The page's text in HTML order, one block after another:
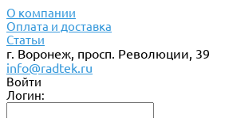
О компании
Оплата и доставка
Статьи
г. Воронеж, просп. Революции, 39
info@radtek.ru
Войти
Логин: